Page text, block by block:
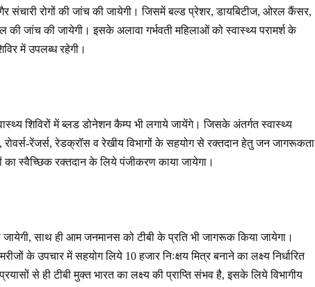
संचारी रोगों की जांच की जायेगी। जिसमें बल्ड प्रेशर, डायबिटीज, ओरल कैंसर,
जांच की जायेगी। इसके अलावा गर्भवती महिलाओं को स्वास्थ्य परामर्श के
में उपलब्ध रहेगी।
शिविरों में ब्लड डोनेशन कैम्प भी लगाये जायेंगे। जिसके अंतर्गत स्वास्थ्य
रेंजर्स, रेडक्रॉस व रेखीय विभागों के सहयोग से रक्तदान हेतु जन जागरूकता
स्वैच्छिक रक्तदान के लिये पंजीकरण काया जायेगा।
जायेगी, साथ ही आम जनमानस को टीबी के प्रति भी जागरूक किया जायेगा।
के उपचार में सहयोग लिये 10 हजार निःक्षय मित्र बनाने का लक्ष्य निर्धारित
से ही टीबी मुक्त भारत का लक्ष्य की प्राप्ति संभव है, इसके लिये विभागीय